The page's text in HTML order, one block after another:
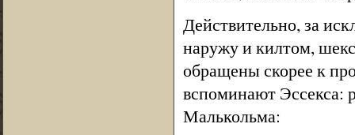
Действительно, за
наружу и килтом,
обращены скорее к
вспоминают Эссекса:
Малькольма: